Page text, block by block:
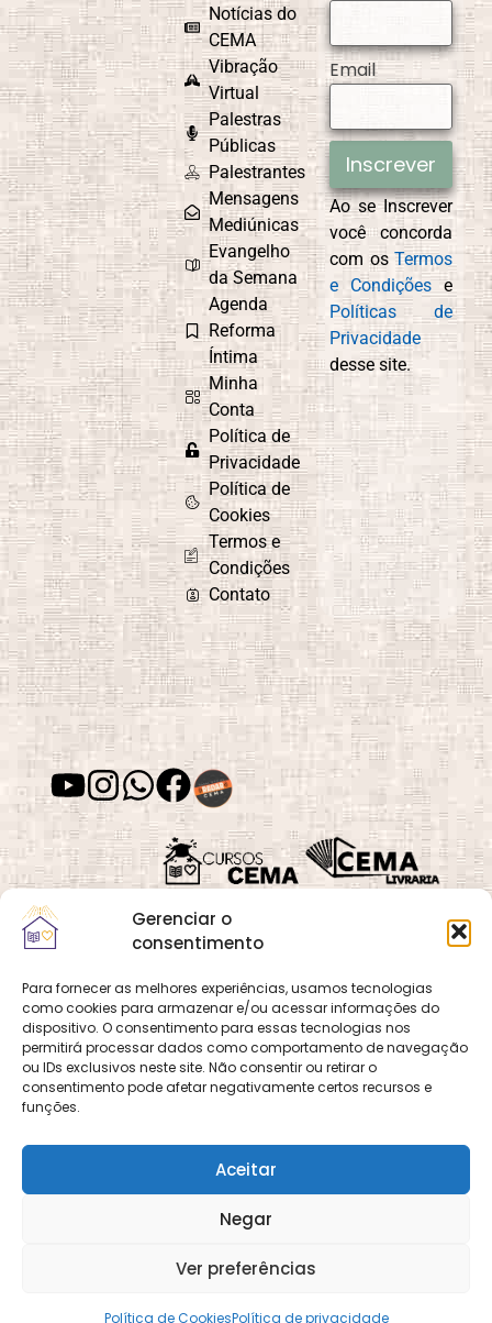
Gerenciar o
consentimento
Para fornecer as melhores experiências, usamos tecnologias
como cookies para armazenar e/ou acessar informações do
dispositivo. O consentimento para essas tecnologias nos
permitirá processar dados como comportamento de navegação
ou IDs exclusivos neste site. Não consentir ou retirar o
consentimento pode afetar negativamente certos recursos e
funções.
Aceitar
Negar
Ver preferências
Política de CookiesPolítica de privacidade
Notícias do
CEMA
Vibração
Virtual
Palestras
Públicas
Palestrantes
Mensagens
Mediúnicas
Evangelho
da Semana
Agenda
Reforma
Íntima
Minha
Conta
Política de
Privacidade
Política de
Cookies
Termos e
Condições
Contato
Email
Inscrever
Ao se Inscrever
você concorda
com osTermos
e Condições e
Políticas de
Privacidade
desse site.
Quadra 02, Lote 16,
Vila Vicentina,
Planaltina, Brasília-
DF. CEP 73.320-140
CNPJ: 01.600.089/0001-
DECOM - A Voz do
CEMA nas Redes!
OCemaneté um site
que pertence e é gerido
pelo CEMA, assim